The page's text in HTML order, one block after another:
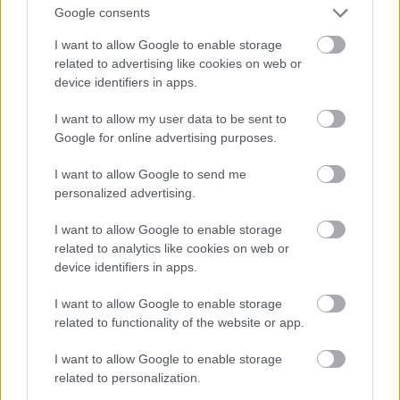
Google consents
I want to allow Google to enable storage
related to advertising like cookies on web or
device identifiers in apps.
I want to allow my user data to be sent to
Google for online advertising purposes.
I want to allow Google to send me
personalized advertising.
I want to allow Google to enable storage
related to analytics like cookies on web or
device identifiers in apps.
I want to allow Google to enable storage
related to functionality of the website or app.
I want to allow Google to enable storage
related to personalization.
Ezt a szakaszt is meg kellene újítani, illetve